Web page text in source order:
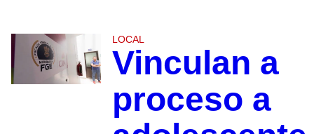
LOCAL
Vinculan a
proceso a